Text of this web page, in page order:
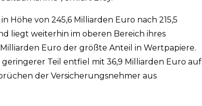
von 245,6 Milliarden Euro nach 215,5
liegt weiterhin im oberen Bereich ihres
Euro der größte Anteil in Wertpapiere.
Teil entfiel mit 36,9 Milliarden Euro auf
der Versicherungsnehmer aus